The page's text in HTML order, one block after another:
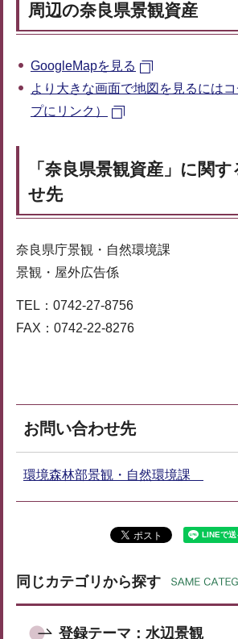
周辺の奈良県景観資産
GoogleMapを見る
より大きな画面で地図を見るには
プにリンク）
「奈良県景観資産」に関
せ先
奈良県庁景観・自然環境課
景観・屋外広告係
TEL：0742-27-8756
FAX：0742-22-8276
お問い合わせ先
環境森林部景観・自然環境課
同じカテゴリから探す
登録テーマ：水辺景観